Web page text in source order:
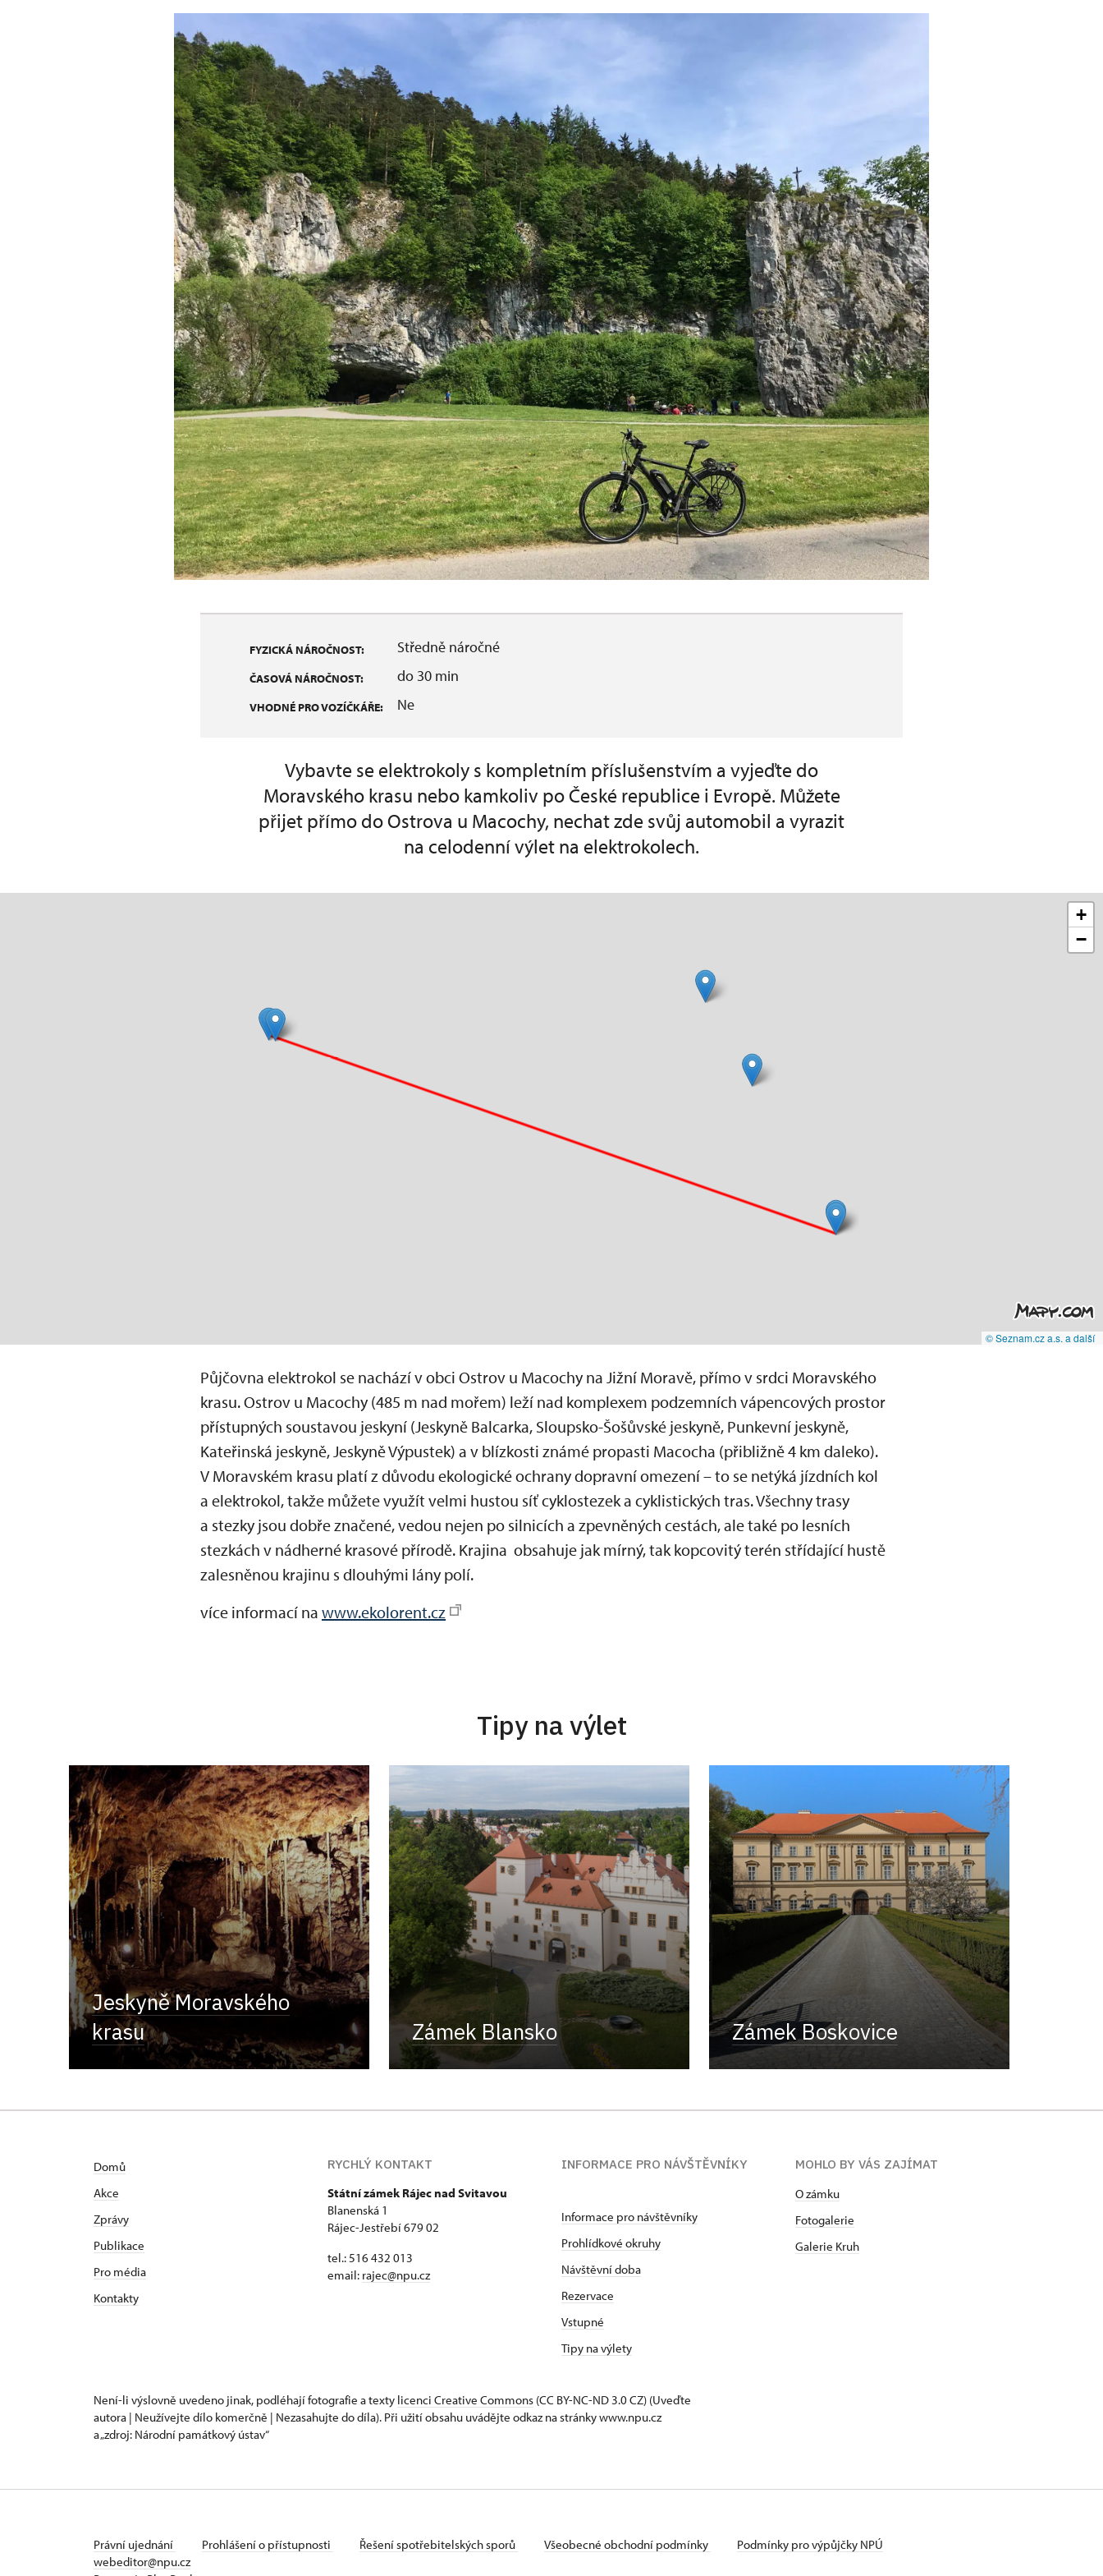
FYZICKÁ NÁROČNOST: Středně náročné
ČASOVÁ NÁROČNOST: do 30 min
VHODNÉ PRO VOZÍČKÁŘE: Ne
Vybavte se elektrokoly s kompletním příslušenstvím a vyjeďte do
Moravského krasu nebo kamkoliv po České republice i Evropě. Můžete
přijet přímo do Ostrova u Macochy, nechat zde svůj automobil a vyrazit
na celodenní výlet na elektrokolech.
+
−
© Seznam.cz a.s. a další
Půjčovna elektrokol se nachází v obci Ostrov u Macochy na Jižní Moravě, přímo v srdci Moravského
krasu. Ostrov u Macochy (485 m nad mořem) leží nad komplexem podzemních vápencových prostor
přístupných soustavou jeskyní (Jeskyně Balcarka, Sloupsko-Šošůvské jeskyně, Punkevní jeskyně,
Kateřinská jeskyně, Jeskyně Výpustek) a v blízkosti známé propasti Macocha (přibližně 4 km daleko).
V Moravském krasu platí z důvodu ekologické ochrany dopravní omezení – to se netýká jízdních kol
a elektrokol, takže můžete využít velmi hustou síť cyklostezek a cyklistických tras. Všechny trasy
a stezky jsou dobře značené, vedou nejen po silnicích a zpevněných cestách, ale také po lesních
stezkách v nádherné krasové přírodě. Krajina obsahuje jak mírný, tak kopcovitý terén střídající hustě
zalesněnou krajinu s dlouhými lány polí.
více informací na www.ekolorent.cz
Tipy na výlet
Jeskyně Moravského
krasu
Zámek Blansko Zámek Boskovice
Domů
Akce
Zprávy
Publikace
Pro média
Kontakty
RYCHLÝ KONTAKT
Státní zámek Rájec nad Svitavou
Blanenská 1
Rájec-Jestřebí 679 02
tel.: 516 432 013
email: rajec@npu.cz
INFORMACE PRO NÁVŠTĚVNÍKY
Informace pro návštěvníky
Prohlídkové okruhy
Návštěvní doba
Rezervace
Vstupné
Tipy na výlety
MOHLO BY VÁS ZAJÍMAT
O zámku
Fotogalerie
Galerie Kruh
Není-li výslovně uvedeno jinak, podléhají fotografie a texty licenci Creative Commons (CC BY-NC-ND 3.0 CZ) (Uveďte
autora | Neužívejte dílo komerčně | Nezasahujte do díla). Při užití obsahu uvádějte odkaz na stránky www.npu.cz
a „zdroj: Národní památkový ústav“
Právní ujednání Prohlášení o přístupnosti Řešení spotřebitelských sporů Všeobecné obchodní podmínky
Podmínky pro výpůjčky NPÚ
webeditor@npu.cz